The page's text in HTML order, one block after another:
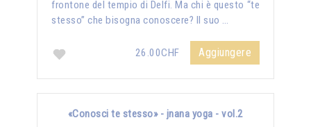
frontone del tempio di Delfi. Ma chi è questo “te
stesso” che bisogna conoscere? Il suo …
26.00CHF Aggiungere
«Conosci te stesso» - jnana yoga - vol.2